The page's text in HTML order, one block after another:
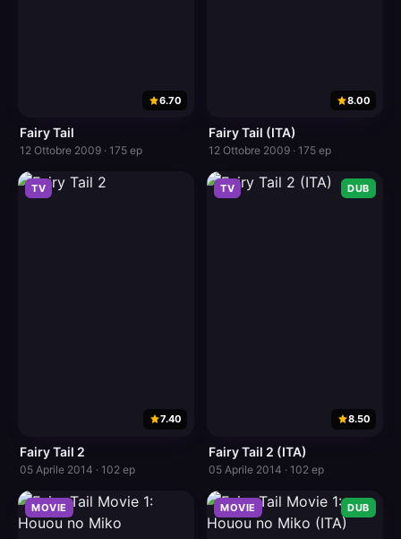
6.70
Fairy Tail
12 Ottobre 2009 · 175 ep
8.00
Fairy Tail (ITA)
12 Ottobre 2009 · 175 ep
TV
7.40
Fairy Tail 2
05 Aprile 2014 · 102 ep
TV DUB
8.50
Fairy Tail 2 (ITA)
05 Aprile 2014 · 102 ep
MOVIE MOVIE DUB